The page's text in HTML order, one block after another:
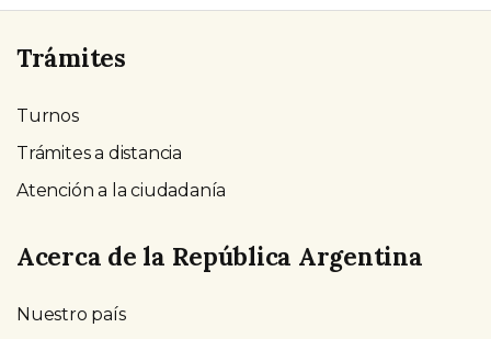
Trámites
Turnos
Trámites a distancia
Atención a la ciudadanía
Acerca de la República Argentina
Nuestro país